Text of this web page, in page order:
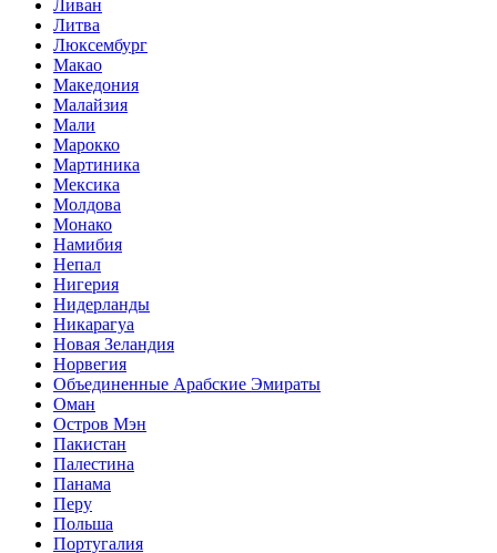
Ливан
Литва
Люксембург
Макао
Македония
Малайзия
Мали
Марокко
Мартиника
Мексика
Молдова
Монако
Намибия
Непал
Нигерия
Нидерланды
Никарагуа
Новая Зеландия
Норвегия
Объединенные Арабские Эмираты
Оман
Остров Мэн
Пакистан
Палестина
Панама
Перу
Польша
Португалия